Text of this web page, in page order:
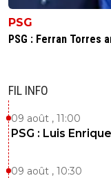
PSG
PSG : Ferran Torres
FIL INFO
09 août , 11:00
PSG : Luis
09 août , 10:30